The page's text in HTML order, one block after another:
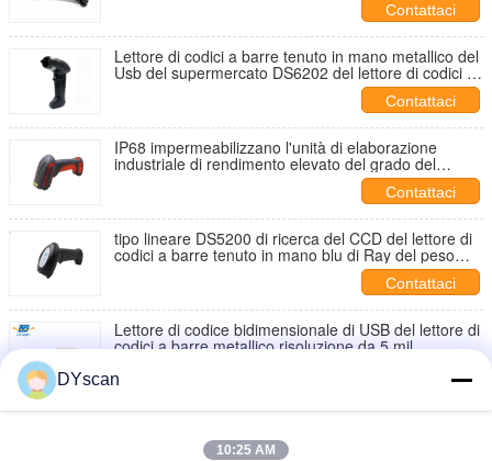
Contattaci
Lettore di codici a barre tenuto in mano metallico del
Usb del supermercato DS6202 del lettore di codici a
Contattaci
IP68 impermeabilizzano l'unità di elaborazione
industriale di rendimento elevato del grado del
Contattaci
tipo lineare DS5200 di ricerca del CCD del lettore di
codici a barre tenuto in mano blu di Ray del peso
Contattaci
Lettore di codice bidimensionale di USB del lettore di
codici a barre metallico risoluzione da 5 mil
del campo COMS di profondità del lettore di codici a
barre 0-600mm
DYscan
10:25 AM